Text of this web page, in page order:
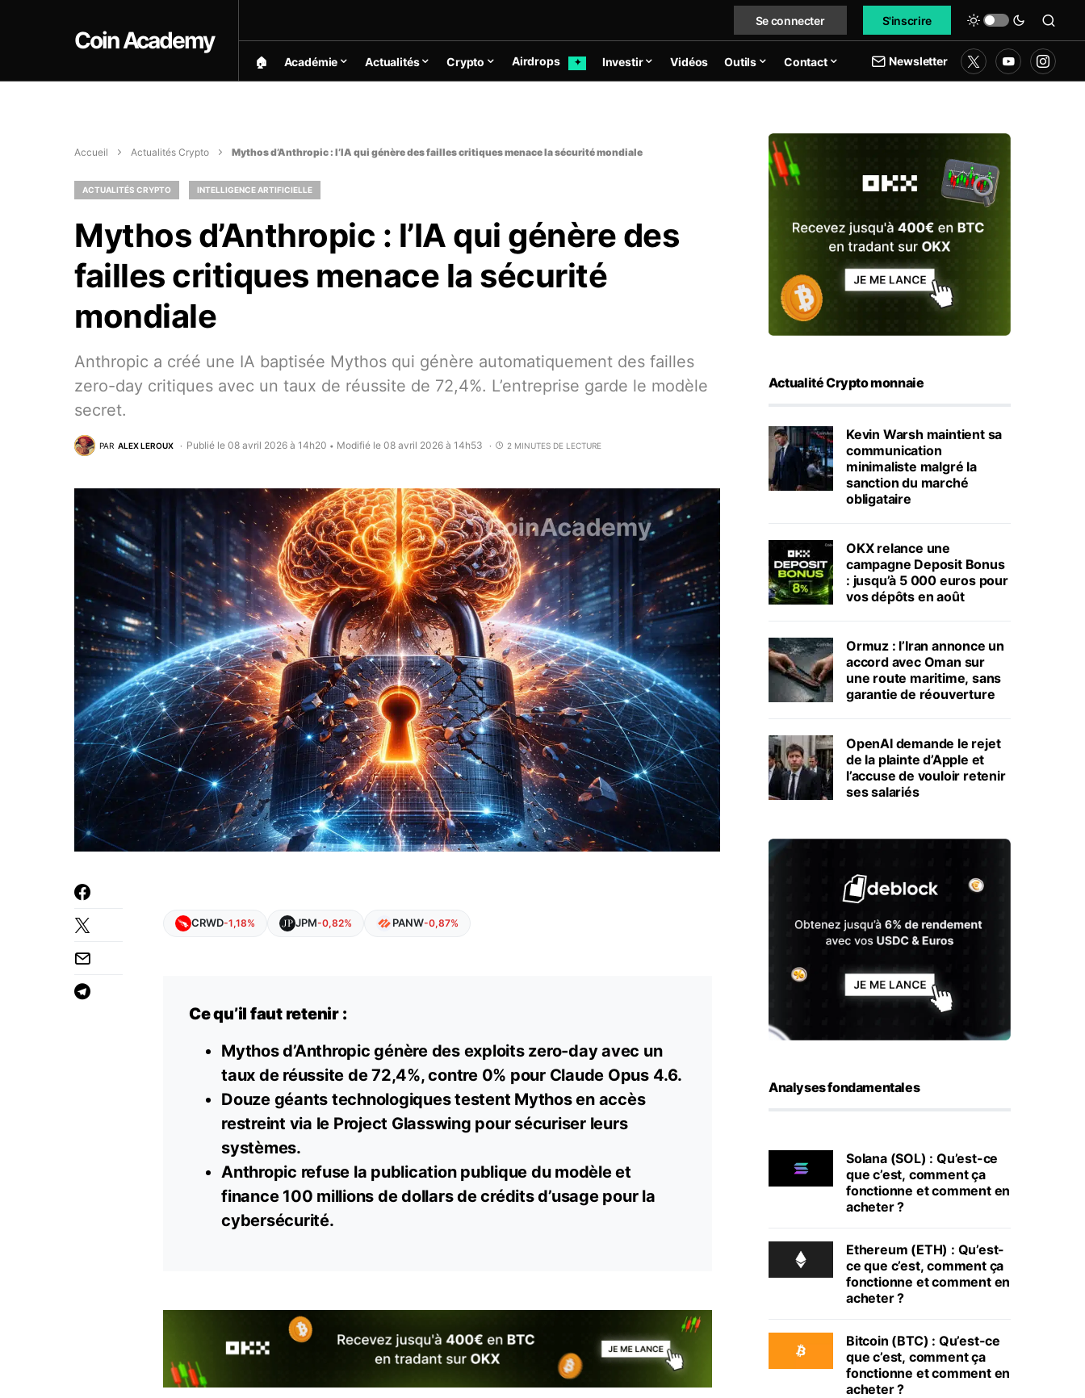
Coin Academy
Se connecter S'inscrire
🏠︎ Académie Actualités Crypto Airdrops ✦ Investir Vidéos Outils Contact Newsletter
Accueil Actualités Crypto Mythos d’Anthropic : l’IA qui génère des failles critiques menace la sécurité mondiale
ACTUALITÉS CRYPTO INTELLIGENCE ARTIFICIELLE
Mythos d’Anthropic : l’IA qui génère des
failles critiques menace la sécurité
mondiale
Anthropic a créé une IA baptisée Mythos qui génère automatiquement des failles
zero-day critiques avec un taux de réussite de 72,4%. L’entreprise garde le modèle
secret.
PAR ALEX LEROUX Publié le 08 avril 2026 à 14h20 • Modifié le 08 avril 2026 à 14h53 2 MINUTES DE LECTURE
CRWD-1,18% JPM-0,82% PANW-0,87%
Ce qu’il faut retenir :
Mythos d’Anthropic génère des exploits zero-day avec un
taux de réussite de 72,4%, contre 0% pour Claude Opus 4.6.
Douze géants technologiques testent Mythos en accès
restreint via le Project Glasswing pour sécuriser leurs
systèmes.
Anthropic refuse la publication publique du modèle et
finance 100 millions dedollarsde crédits d’usage pour la
cybersécurité.
Actualité Crypto monnaie
Kevin Warsh maintient sa
communication
minimaliste malgré la
sanction du marché
obligataire
OKX relance une
campagne Deposit Bonus
: jusqu’à 5 000 euros pour
vos dépôts en août
Ormuz : l’Iran annonce un
accord avec Oman sur
une route maritime, sans
garantie de réouverture
OpenAI demande le rejet
de la plainte d’Apple et
l’accuse de vouloir retenir
ses salariés
Analyses fondamentales
Solana (SOL) : Qu’est-ce
que c’est, comment ça
fonctionne et comment en
acheter ?
Ethereum (ETH) : Qu’est-
ce que c’est, comment ça
fonctionne et comment en
acheter ?
Bitcoin (BTC) : Qu’est-ce
que c’est, comment ça
fonctionne et comment en
acheter ?